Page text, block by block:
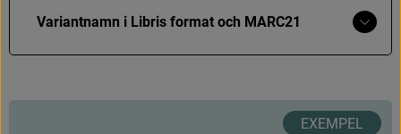
Variantnamn i Libris format och MARC21
Visa
mer